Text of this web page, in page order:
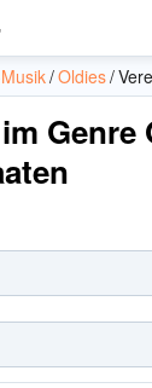
Oldies
Genre